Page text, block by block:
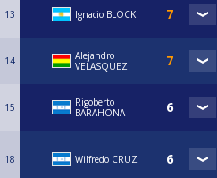
13 Ignacio BLOCK
14
Alejandro
VELASQUEZ
15
Rigoberto
BARAHONA
18 Wilfredo CRUZ